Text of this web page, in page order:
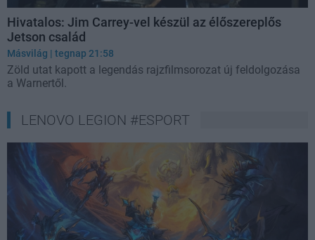
Hivatalos: Jim Carrey-vel készül az élőszereplős
Jetson család
Másvilág | tegnap 21:58
Zöld utat kapott a legendás rajzfilmsorozat új feldolgozása
a Warnertől.
LENOVO LEGION #ESPORT